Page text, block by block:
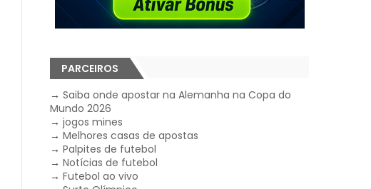
PARCEIROS
→Saiba onde apostar na Alemanha na Copa do
Mundo 2026
→jogos mines
→Melhores casas de apostas
→Palpites de futebol
→Notícias de futebol
→Futebol ao vivo